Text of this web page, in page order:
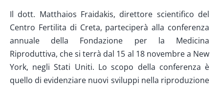
Il dott. Matthaios Fraidakis, direttore scientifico del
Centro Fertilita di Creta, parteciperà alla conferenza
annuale della Fondazione per la Medicina
Riproduttiva, che si terrà dal 15 al 18 novembre a New
York, negli Stati Uniti. Lo scopo della conferenza è
quello di evidenziare nuovi sviluppi nella riproduzione